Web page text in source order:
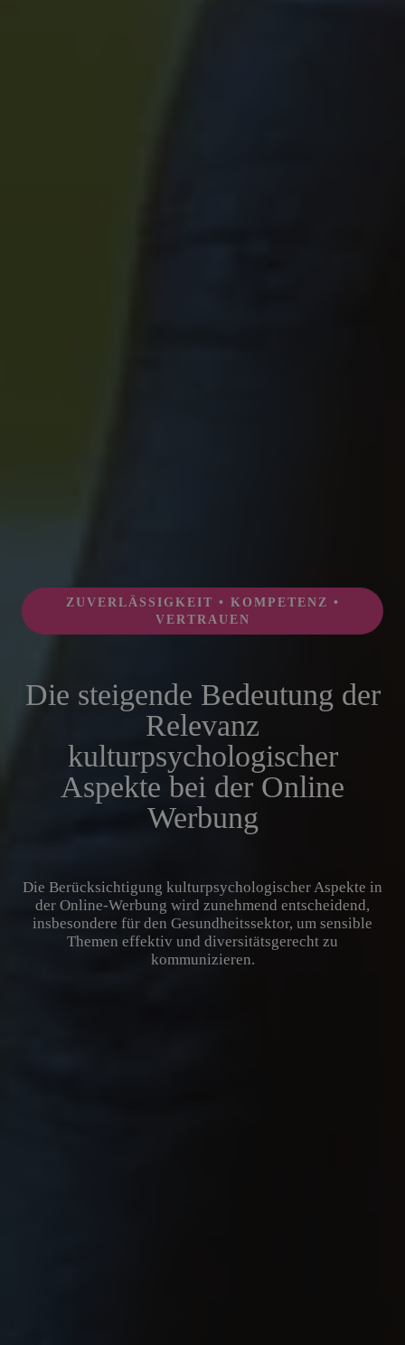
ZUVERLÄSSIGKEIT • KOMPETENZ •
VERTRAUEN
Die steigende Bedeutung der
Relevanz
kulturpsychologischer
Aspekte bei der Online
Werbung
Die Berücksichtigung kulturpsychologischer Aspekte in
der Online-Werbung wird zunehmend entscheidend,
insbesondere für den Gesundheitssektor, um sensible
Themen effektiv und diversitätsgerecht zu
kommunizieren.